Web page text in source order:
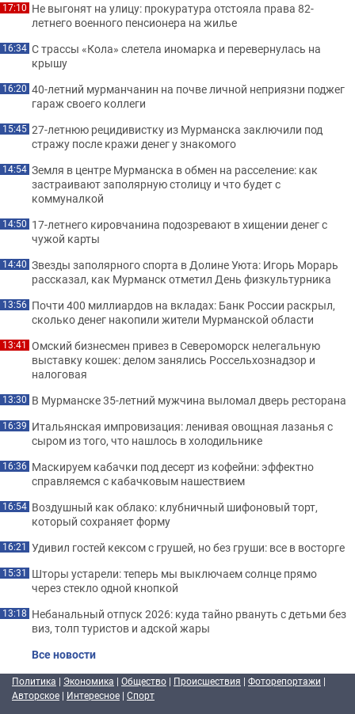
17:10 Не выгонят на улицу: прокуратура отстояла права 82-
летнего военного пенсионера на жилье
16:34 С трассы «Кола» слетела иномарка и перевернулась на
крышу
16:20 40-летний мурманчанин на почве личной неприязни поджег
гараж своего коллеги
15:45 27-летнюю рецидивистку из Мурманска заключили под
стражу после кражи денег у знакомого
14:54 Земля в центре Мурманска в обмен на расселение: как
застраивают заполярную столицу и что будет с
коммуналкой
14:50 17-летнего кировчанина подозревают в хищении денег с
чужой карты
14:40 Звезды заполярного спорта в Долине Уюта: Игорь Морарь
рассказал, как Мурманск отметил День физкультурника
13:56 Почти 400 миллиардов на вкладах: Банк России раскрыл,
сколько денег накопили жители Мурманской области
13:41 Омский бизнесмен привез в Североморск нелегальную
выставку кошек: делом занялись Россельхознадзор и
налоговая
13:30 В Мурманске 35-летний мужчина выломал дверь ресторана
16:39 Итальянская импровизация: ленивая овощная лазанья с
сыром из того, что нашлось в холодильнике
16:36 Маскируем кабачки под десерт из кофейни: эффектно
справляемся с кабачковым нашествием
16:54 Воздушный как облако: клубничный шифоновый торт,
который сохраняет форму
16:21 Удивил гостей кексом с грушей, но без груши: все в восторге
15:31 Шторы устарели: теперь мы выключаем солнце прямо
через стекло одной кнопкой
13:18 Небанальный отпуск 2026: куда тайно рвануть с детьми без
виз, толп туристов и адской жары
Все новости
Политика | Экономика | Общество | Происшествия | Фоторепортажи |
Авторское | Интересное | Спорт